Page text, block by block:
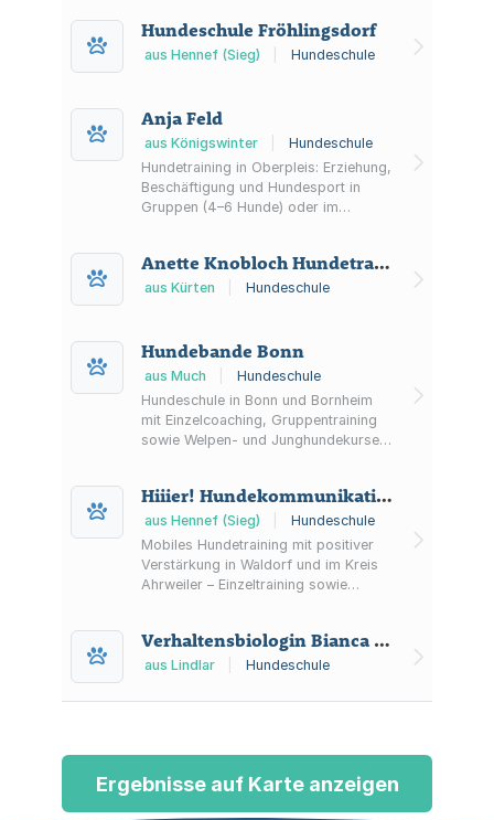
Hundeschule Fröhlingsdorf
aus Hennef (Sieg) Hundeschule
Anja Feld
aus Königswinter
Hundeschule
Hundetraining in Oberpleis: Erziehung,
Beschäftigung und Hundesport in
Gruppen (4–6 Hunde) oder im
Anette Knobloch Hundetrainerin
aus Kürten Hundeschule
Hundebande Bonn
aus Much
Hundeschule
Hundeschule in Bonn und Bornheim
mit Einzelcoaching, Gruppentraining
sowie Welpen- und Junghundekursen.
Hund-Mensch-Teams aus der Region
angeboten.
Hiiier! Hundekommunikation und Beratung
aus Hennef (Sieg)
Hundeschule
Mobiles Hundetraining mit positiver
Verstärkung in Waldorf und im Kreis
Ahrweiler – Einzeltraining sowie
Verhaltensbiologin Bianca Stahl
aus Lindlar Hundeschule
Ergebnisse auf Karte anzeigen